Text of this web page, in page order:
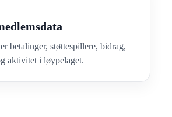
betalinger, støttespillere, bidrag,
aktivitet i løypelaget.